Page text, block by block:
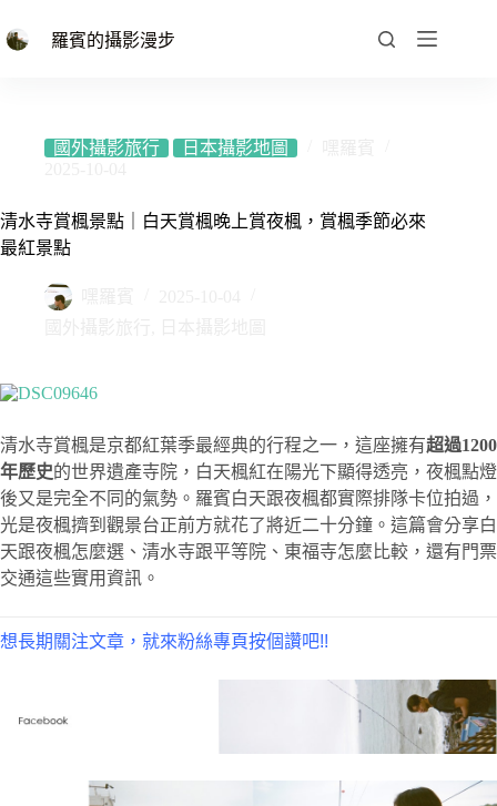
至
羅賓的攝影漫步
國外攝影旅行 日本攝影地圖
清水寺賞楓景點｜白天賞楓晚上賞夜楓，賞楓季節必來
最紅景點
清水寺賞楓是京都紅葉季最經典的行程之一，這座擁有超過1200
年歷史的世界遺產寺院，白天楓紅在陽光下顯得透亮，夜楓點燈
後又是完全不同的氣勢。羅賓白天跟夜楓都實際排隊卡位拍過，
光是夜楓擠到觀景台正前方就花了將近二十分鐘。這篇會分享白
天跟夜楓怎麼選、清水寺跟平等院、東福寺怎麼比較，還有門票
交通這些實用資訊。
想長期關注文章，就來粉絲專頁按個讚吧!!